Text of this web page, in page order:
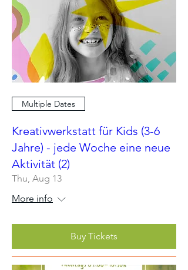
Multiple Dates
Kreativwerkstatt für Kids (3-6
Jahre) - jede Woche eine neue
Aktivität (2)
Thu, Aug 13
More info
Buy Tickets